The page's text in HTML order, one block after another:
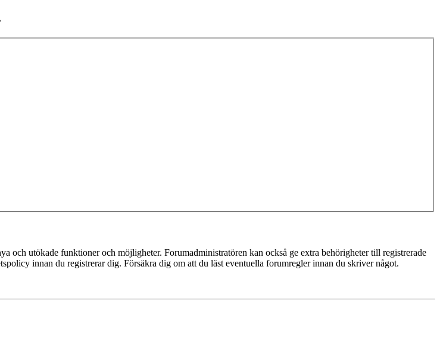
och utökade funktioner och möjligheter. Forumadministratören kan också ge extra behörigheter till registrerade
innan du registrerar dig. Försäkra dig om att du läst eventuella forumregler innan du skriver något.